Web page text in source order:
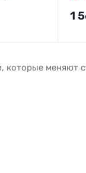
1
которые меняют